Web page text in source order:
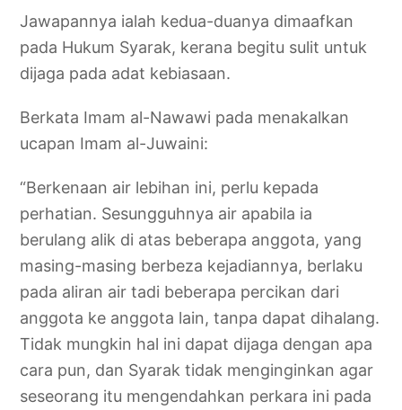
Jawapannya ialah kedua-duanya dimaafkan
pada Hukum Syarak, kerana begitu sulit untuk
dijaga pada adat kebiasaan.
Berkata Imam al-Nawawi pada menakalkan
ucapan Imam al-Juwaini:
“Berkenaan air lebihan ini, perlu kepada
perhatian. Sesungguhnya air apabila ia
berulang alik di atas beberapa anggota, yang
masing-masing berbeza kejadiannya, berlaku
pada aliran air tadi beberapa percikan dari
anggota ke anggota lain, tanpa dapat dihalang.
Tidak mungkin hal ini dapat dijaga dengan apa
cara pun, dan Syarak tidak menginginkan agar
seseorang itu mengendahkan perkara ini pada